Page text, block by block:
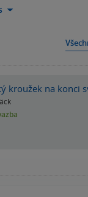
kroužek na konci